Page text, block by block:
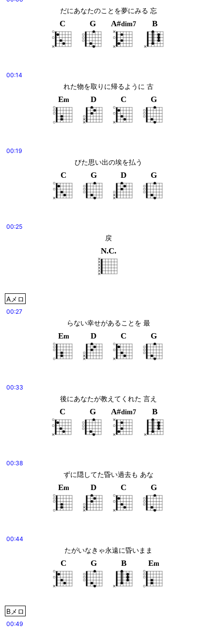
だにあなたのことを夢にみる 忘
C G A#dim7 B
00:14
れた物を取りに帰るように 古
Em D C G
00:19
びた思い出の埃を払う
C G D G
00:25
戻
N.C.
Aメロ
00:27
らない幸せがあることを 最
Em D C G
00:33
後にあなたが教えてくれた 言え
C G A#dim7 B
00:38
ずに隠してた昏い過去も あな
Em D C G
00:44
たがいなきゃ永遠に昏いまま
C G B Em
Bメロ
00:49